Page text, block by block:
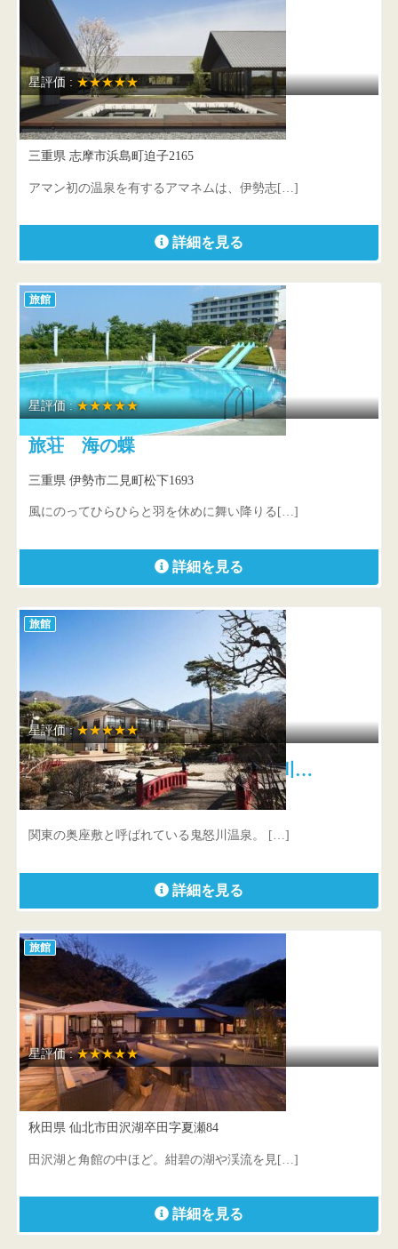
星評価 : ★★★★★
アマネム
三重県 志摩市浜島町迫子2165
アマン初の温泉を有するアマネムは、伊勢志[…]
詳細を見る
旅館
星評価 :★★★★★
旅荘 海の蝶
三重県 伊勢市二見町松下1693
風にのってひらひらと羽を休めに舞い降りる[…]
詳細を見る
旅館
星評価 :★★★★★
全室愛犬同伴の温泉旅館 鬼怒川…
栃木県 日光市鬼怒川温泉大原1422-4
関東の奥座敷と呼ばれている鬼怒川温泉。 […]
詳細を見る
旅館
星評価 :★★★★★
夏瀬温泉 都わすれ
秋田県 仙北市田沢湖卒田字夏瀬84
田沢湖と角館の中ほど。紺碧の湖や渓流を見[…]
詳細を見る